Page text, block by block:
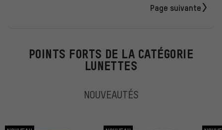
Page suivante
POINTS FORTS DE LA CATÉGORIE
LUNETTES
NOUVEAUTÉS